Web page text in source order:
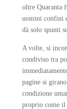
oltre Quaranta
uomini confini
dà solo spunti
A volte, si
condiviso tra
pagine si
condizione
proprio come il